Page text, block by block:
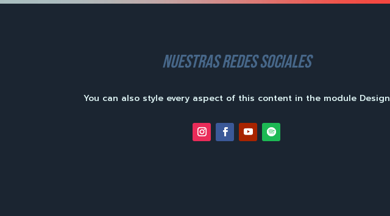
nuestras redes sociales
You can also style every aspect of this content in the module Design